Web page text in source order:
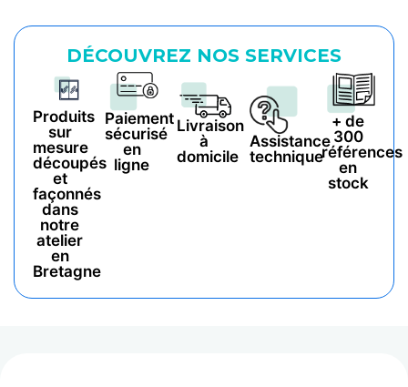
DÉCOUVREZ NOS SERVICES
Produits
sur
mesure
découpés
et
façonnés
dans
notre
atelier
en
Bretagne
Paiement
sécurisé
en
ligne
Livraison
à
domicile
Assistance
technique
+ de
300
références
en
stock